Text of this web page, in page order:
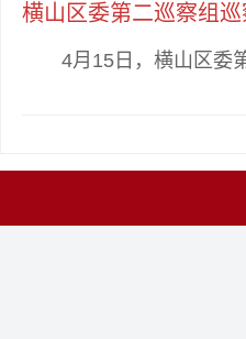
横山区委第二巡察组
4月15日，横山区委第